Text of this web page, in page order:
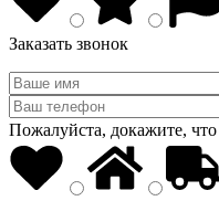
Заказать звонок
Пожалуйста, докажите,